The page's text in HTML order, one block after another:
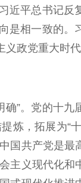
近平总书记反
是相一致的。
政党重大时代
”。党的十九
炼，拓展为“
国共产党是最
主义现代化